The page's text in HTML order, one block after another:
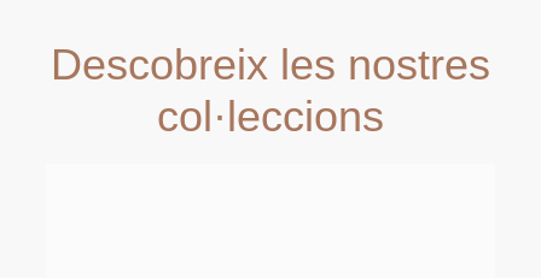
Descobreix les nostres
col·leccions